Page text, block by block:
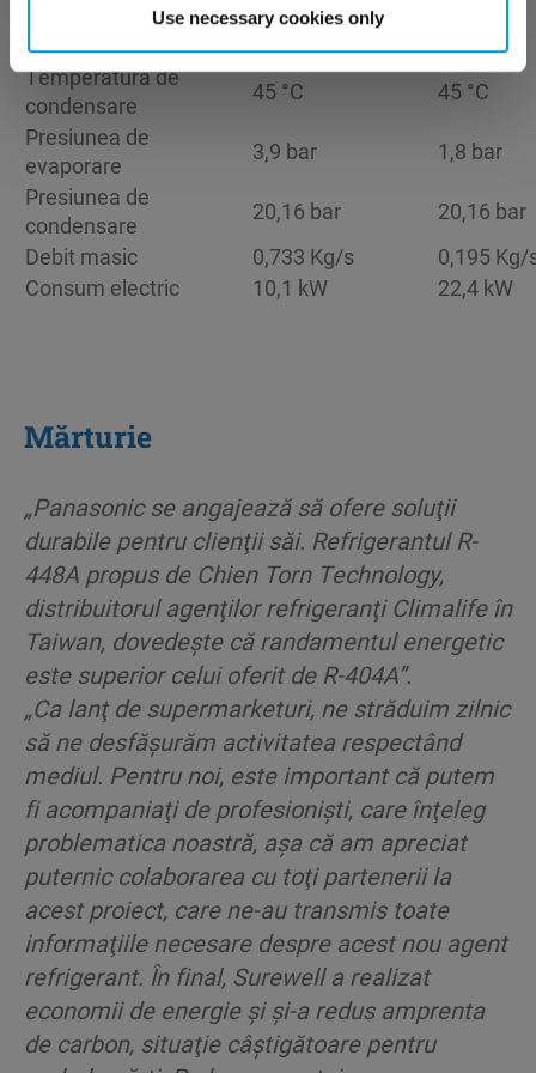
Use necessary cookies only
Temperatura de
evaporare
-10 °C
Temperatura de
condensare
45 °C
45 °C
Presiunea de
evaporare
3,9 bar
1,8 bar
Presiunea de
condensare
20,16 bar
20,16 bar
Debit masic
0,733 Kg/s
0,195 Kg/
Consum electric
10,1 kW 22,4 kW
Mărturie
„Panasonic se angajează să ofere soluţii
durabile pentru clienţii săi. Refrigerantul R-
448A propus de Chien Torn Technology,
distribuitorul agenţilor refrigeranţi Climalife în
Taiwan, dovedeşte că randamentul energetic
este superior celui oferit de R-404A”.
„Ca lanţ de supermarketuri, ne străduim zilnic
să ne desfăşurăm activitatea respectând
mediul. Pentru noi, este important că putem
fi acompaniaţi de profesionişti, care înţeleg
problematica noastră, aşa că am apreciat
puternic colaborarea cu toţi partenerii la
acest proiect, care ne-au transmis toate
informaţiile necesare despre acest nou agent
refrigerant. În final, Surewell a realizat
economii de energie şi şi-a redus amprenta
de carbon, situaţie câştigătoare pentru